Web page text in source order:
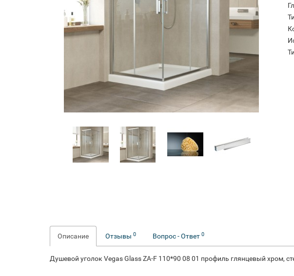
Описание Отзывы 0 Вопрос - Ответ 0
Душевой уголок Vegas Glass ZA-F 110*90 08 01 профиль глянцевый хром,